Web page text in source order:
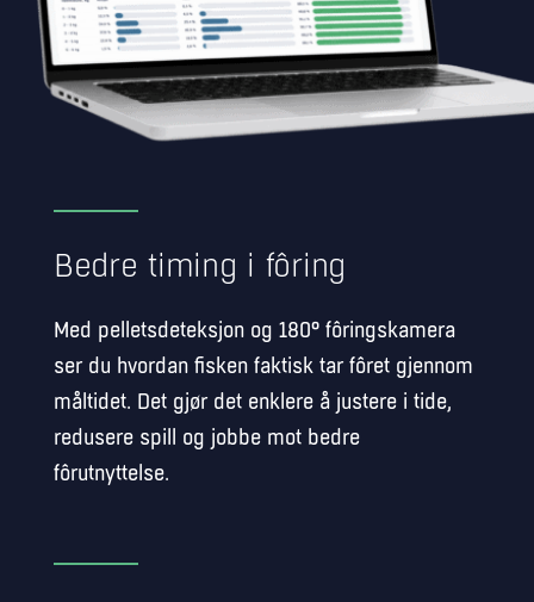
Bedre timing i fôring
Med pelletsdeteksjon og 180° fôringskamera
ser du hvordan fisken faktisk tar fôret gjennom
måltidet. Det gjør det enklere å justere i tide,
redusere spill og jobbe mot bedre
fôrutnyttelse.